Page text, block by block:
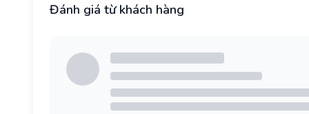
Đánh giá từ khách hàng